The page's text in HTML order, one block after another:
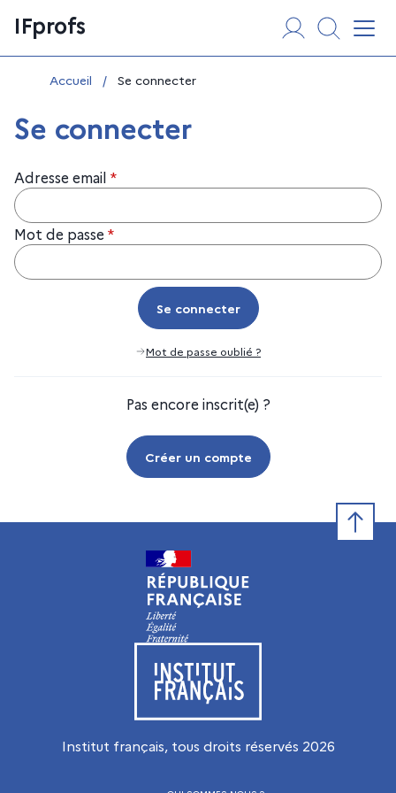
au
contenu
IFprofs
Vous êtes ici :
Accueil / Se connecter
Se connecter
Adresse email *
Mot de passe *
Se connecter
Se connecter
Mot de passe oublié ?
Pas encore inscrit(e) ?
Créer un compte
Visiter le site de l’Institut français
Institut français, tous droits réservés 2026